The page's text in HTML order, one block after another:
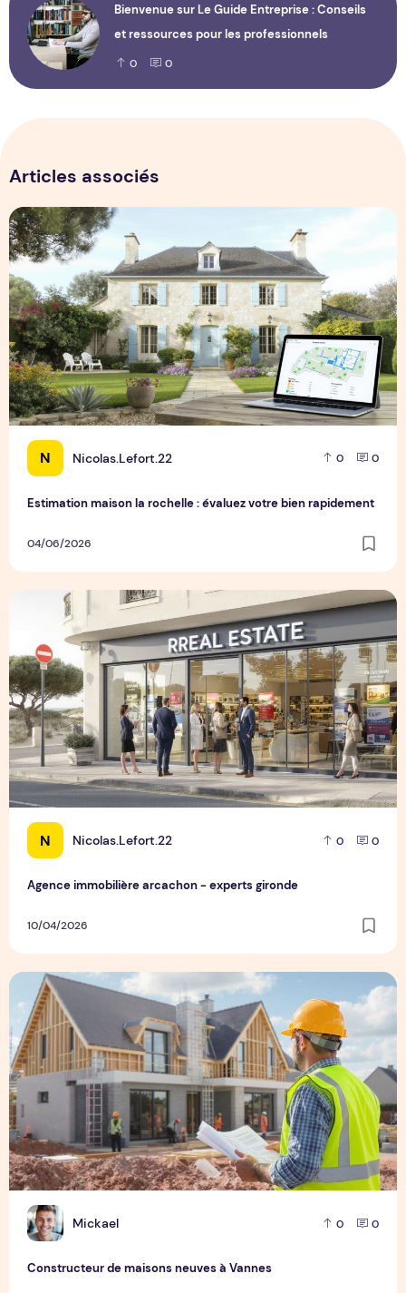
Bienvenue sur Le Guide Entreprise : Conseils
et ressources pour les professionnels
0 0
Articles associés
N Nicolas.Lefort.22 0 0
Estimation maison la rochelle : évaluez votre bien rapidement
04/06/2026
Estimation maison la rochelle : évaluez votre bien
N Nicolas.Lefort.22 0 0
Agence immobilière arcachon - experts gironde
10/04/2026
Agence immobilière arcachon - experts gironde
M Mickael 0 0
Constructeur de maisons neuves à Vannes
Constructeur de maisons neuves à Vannes